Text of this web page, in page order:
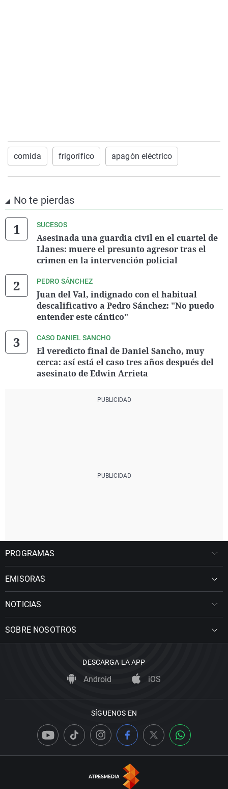
comida frigorífico apagón eléctrico
No te pierdas
SUCESOS
Asesinada una guardia civil en el cuartel de
Llanes: muere el presunto agresor tras el
crimen en la intervención policial
PEDRO SÁNCHEZ
Juan del Val, indignado con el habitual
descalificativo a Pedro Sánchez: "No puedo
entender este cántico"
CASO DANIEL SANCHO
El veredicto final de Daniel Sancho, muy
cerca: así está el caso tres años después del
asesinato de Edwin Arrieta
PROGRAMAS
EMISORAS
NOTICIAS
SOBRE NOSOTROS
DESCARGA LA APP
Android iOS
SÍGUENOS EN